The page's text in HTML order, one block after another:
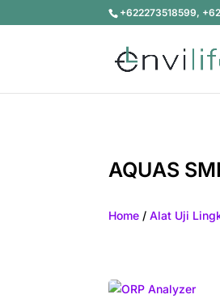
+622273518599,
AQUAS
Home /Alat Uji